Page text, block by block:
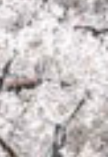
wp-conten